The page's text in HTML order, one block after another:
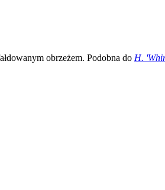
obrzeżem. Podobna do H.